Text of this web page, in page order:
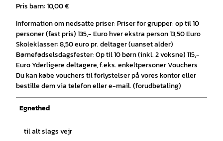
Pris barn: 10,00 €
Information om nedsatte priser: Priser for grupper: op til 10
personer (fast pris) 135,- Euro hver ekstra person 13,50 Euro
Skoleklasser: 8,50 euro pr. deltager (uanset alder)
Børnefødselsdagsfester: Op til 10 børn (inkl. 2 voksne) 115,-
Euro Yderligere deltagere, f.eks. enkeltpersoner Vouchers
Du kan købe vouchers til forlystelser på vores kontor eller
bestille dem via telefon eller e-mail. (forudbetaling)
Egnethed
til alt slags vejr